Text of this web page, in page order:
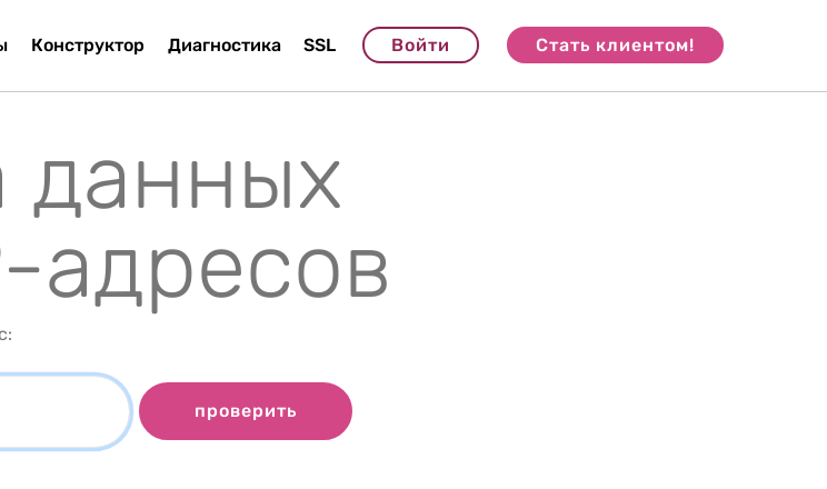
Конструктор Диагностика SSL Войти Стать клиентом!
данных
адресов
проверить